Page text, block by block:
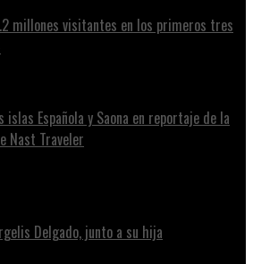
millones visitantes en los primeros tres
islas Española y Saona en reportaje de la
Nast Traveler
Delgado, junto a su hija